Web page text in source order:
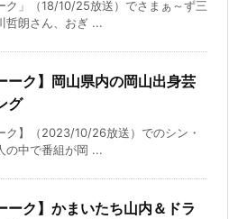
ク」（18/10/25放送）でさまぁ～ず三
哲朗さん、おぎ ...
ーク】岡山県内の岡山出身芸
グ
ク】（2023/10/26放送）でのシン・
の中で番組が岡 ...
ーク】かまいたち山内＆ドラ